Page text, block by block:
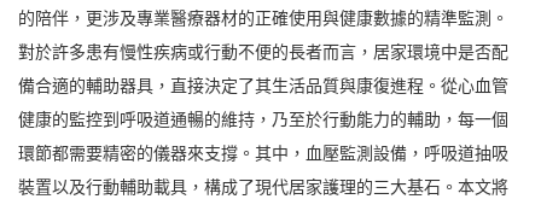
的陪伴，更涉及專業醫療器材的正確使用與健康數據的精準監測。
對於許多患有慢性疾病或行動不便的長者而言，居家環境中是否配
備合適的輔助器具，直接決定了其生活品質與康復進程。從心血管
健康的監控到呼吸道通暢的維持，乃至於行動能力的輔助，每一個
環節都需要精密的儀器來支撐。其中，血壓監測設備，呼吸道抽吸
裝置以及行動輔助載具，構成了現代居家護理的三大基石。本文將